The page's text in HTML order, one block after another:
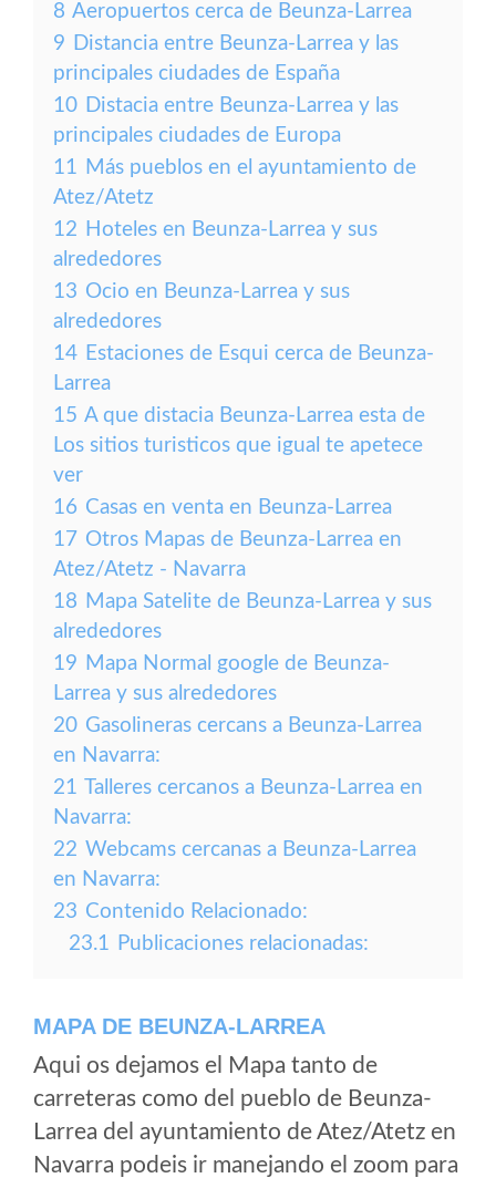
8 Aeropuertos cerca de Beunza-Larrea
9 Distancia entre Beunza-Larrea y las
principales ciudades de España
10 Distacia entre Beunza-Larrea y las
principales ciudades de Europa
11 Más pueblos en el ayuntamiento de
Atez/Atetz
12 Hoteles en Beunza-Larrea y sus
alrededores
13 Ocio en Beunza-Larrea y sus
alrededores
14 Estaciones de Esqui cerca de Beunza-
Larrea
15 A que distacia Beunza-Larrea esta de
Los sitios turisticos que igual te apetece
ver
16 Casas en venta en Beunza-Larrea
17 Otros Mapas de Beunza-Larrea en
Atez/Atetz - Navarra
18 Mapa Satelite de Beunza-Larrea y sus
alrededores
19 Mapa Normal google de Beunza-
Larrea y sus alrededores
20 Gasolineras cercans a Beunza-Larrea
en Navarra:
21 Talleres cercanos a Beunza-Larrea en
Navarra:
22 Webcams cercanas a Beunza-Larrea
en Navarra:
23 Contenido Relacionado:
23.1 Publicaciones relacionadas:
MAPA DE BEUNZA-LARREA
Aqui os dejamos el Mapa tanto de
carreteras como del pueblo de Beunza-
Larrea del ayuntamiento de Atez/Atetz en
Navarra podeis ir manejando el zoom para